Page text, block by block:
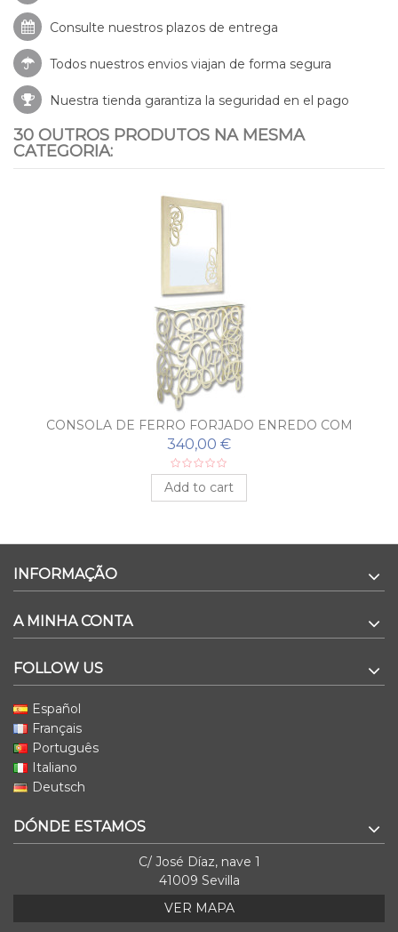
Consulte nuestros plazos de entrega
Todos nuestros envios viajan de forma segura
Nuestra tienda garantiza la seguridad en el pago
30 OUTROS PRODUTOS NA MESMA
CATEGORIA:
CONSOLA DE FERRO FORJADO ENREDO COM
ESPELHO
340,00 €
Add to cart
INFORMAÇÃO
A MINHA CONTA
FOLLOW US
Español
Français
Português
Italiano
Deutsch
DÓNDE ESTAMOS
C/ José Díaz, nave 1
41009 Sevilla
VER MAPA